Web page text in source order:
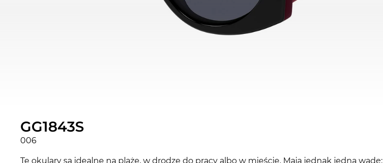
GG1843S
006
Te okulary są idealne na plaże, w drodze do pracy albo w mieście. Maja jednak jedną wadę: